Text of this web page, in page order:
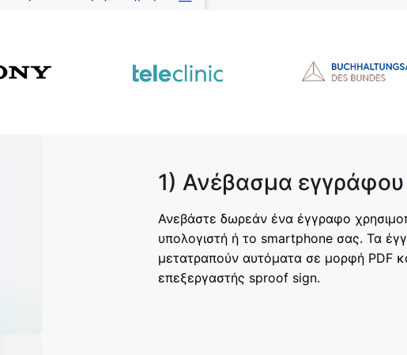
1) Ανέβασμα εγγράφου
Ανεβάστε δωρεάν ένα έγγραφο
υπολογιστή ή το smartphone σας. Τα
μετατραπούν αυτόματα σε μορφή PDF
επεξεργαστής sproof sign.